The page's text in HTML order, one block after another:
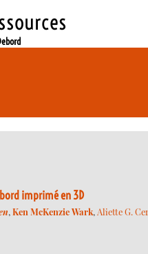
imprimé en 3D
,Ken McKenzie Wark,Aliette G.